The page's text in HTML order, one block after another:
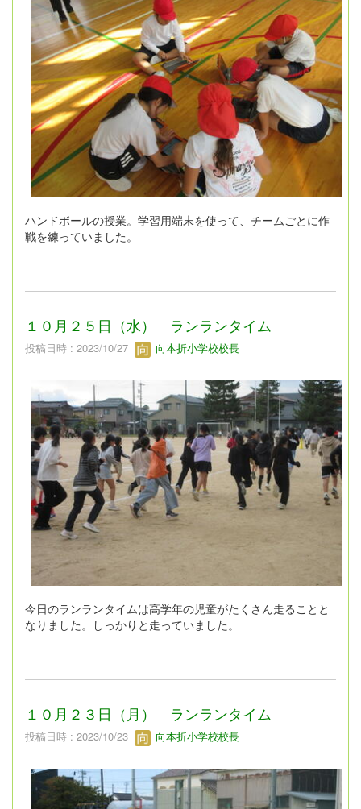
ハンドボールの授業。学習用端末を使って、チームごとに作
戦を練っていました。
１０月２５日（水） ランランタイム
投稿日時 : 2023/10/27 向本折小学校校長
今日のランランタイムは高学年の児童がたくさん走ることと
なりました。しっかりと走っていました。
１０月２３日（月） ランランタイム
投稿日時 : 2023/10/23 向本折小学校校長